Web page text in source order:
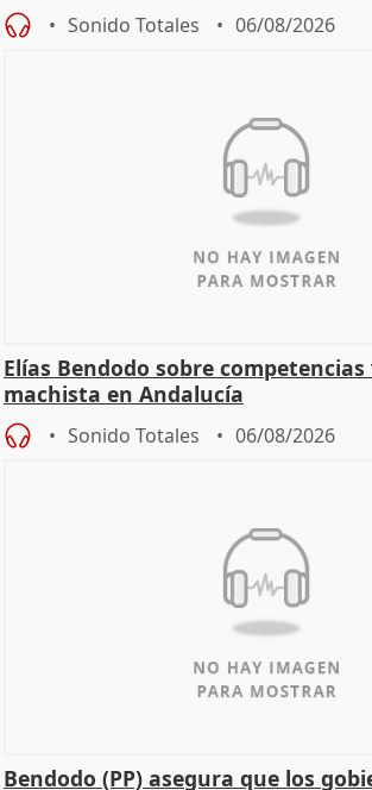
Sonido Totales 06/08/2026
Elías Bendodo sobre
machista en Andalucía
Sonido Totales 06/08/2026
Bendodo (PP) asegura que los